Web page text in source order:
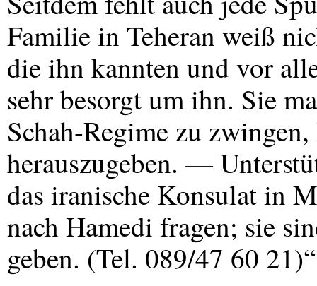
Familie in Teheran weiß
die ihn kannten und vor
sehr besorgt um ihn. Sie
Schah-Regime zu
herauszugeben. —
das iranische Konsulat in
nach Hamedi fragen; sie
geben. (Tel. 089/47 60 21)“